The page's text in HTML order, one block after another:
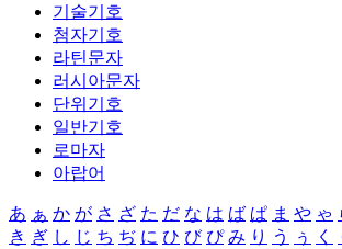
기술기호
첨자기호
라틴문자
러시아문자
단위기호
일반기호
로마자
아랍어
あ ぁ か が さ ざ た だ な は ば ぱ ま や ゃ
き ぎ し じ ち ぢ に ひ び ぴ み り う ぅ く